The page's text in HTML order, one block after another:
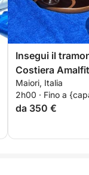
Insegui il
Costiera
Maiori, Italia
2h00 · Fino a
da 350 €